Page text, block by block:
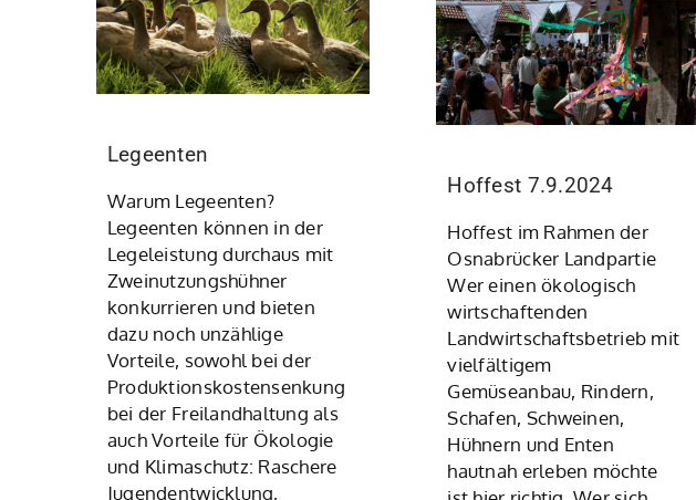
Legeenten
Warum Legeenten?
Legeenten können in der
Legeleistung durchaus mit
Zweinutzungshühner
konkurrieren und bieten
dazu noch unzählige
Vorteile, sowohl bei der
Produktionskostensenkung
bei der Freilandhaltung als
auch Vorteile für Ökologie
und Klimaschutz: Raschere
Jugendentwicklung,
Hoffest 7.9.2024
Hoffest im Rahmen der
Osnabrücker Landpartie
Wer einen ökologisch
wirtschaftenden
Landwirtschaftsbetrieb mit
vielfältigem
Gemüseanbau, Rindern,
Schafen, Schweinen,
Hühnern und Enten
hautnah erleben möchte